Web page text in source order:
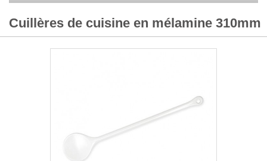
Cuillères de cuisine en mélamine 310mm